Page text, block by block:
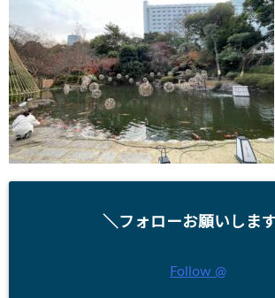
＼フォローお願いしま
Follow @